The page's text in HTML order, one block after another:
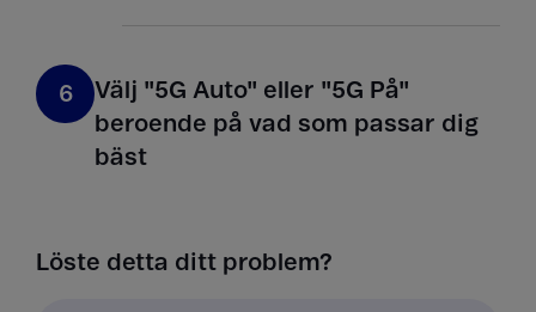
6
Välj "5G Auto" eller "5G På"
beroende på vad som passar dig
bäst
Löste detta ditt problem?